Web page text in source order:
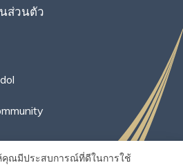
คุณมีประสบการณ์ที่ดีในการใช้
ส่วนตัว